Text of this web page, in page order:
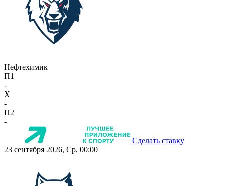
Нефтехимик
П1
-
X
-
П2
-
Сделать ставку
23 сентября 2026, Ср, 00:00